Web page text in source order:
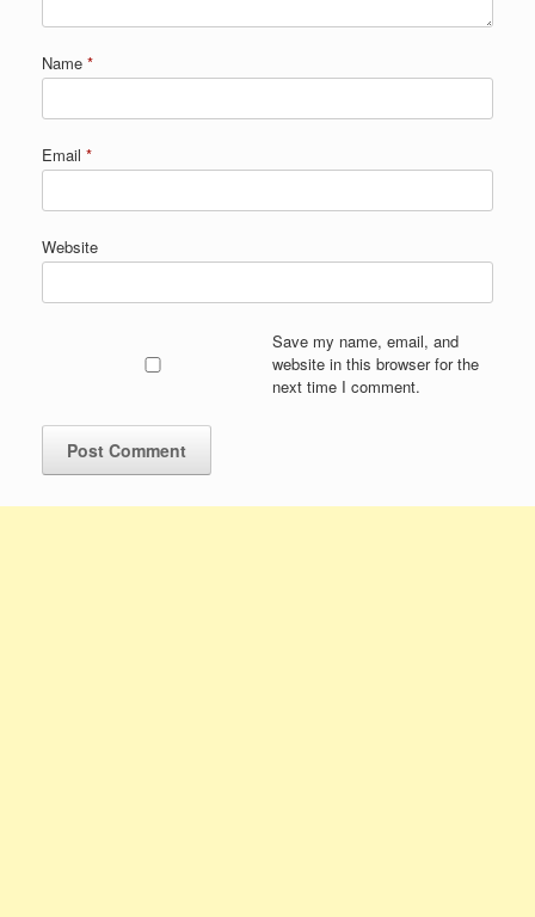
Name *
Email *
Website
Save my name, email, and
website in this browser for the
next time I comment.